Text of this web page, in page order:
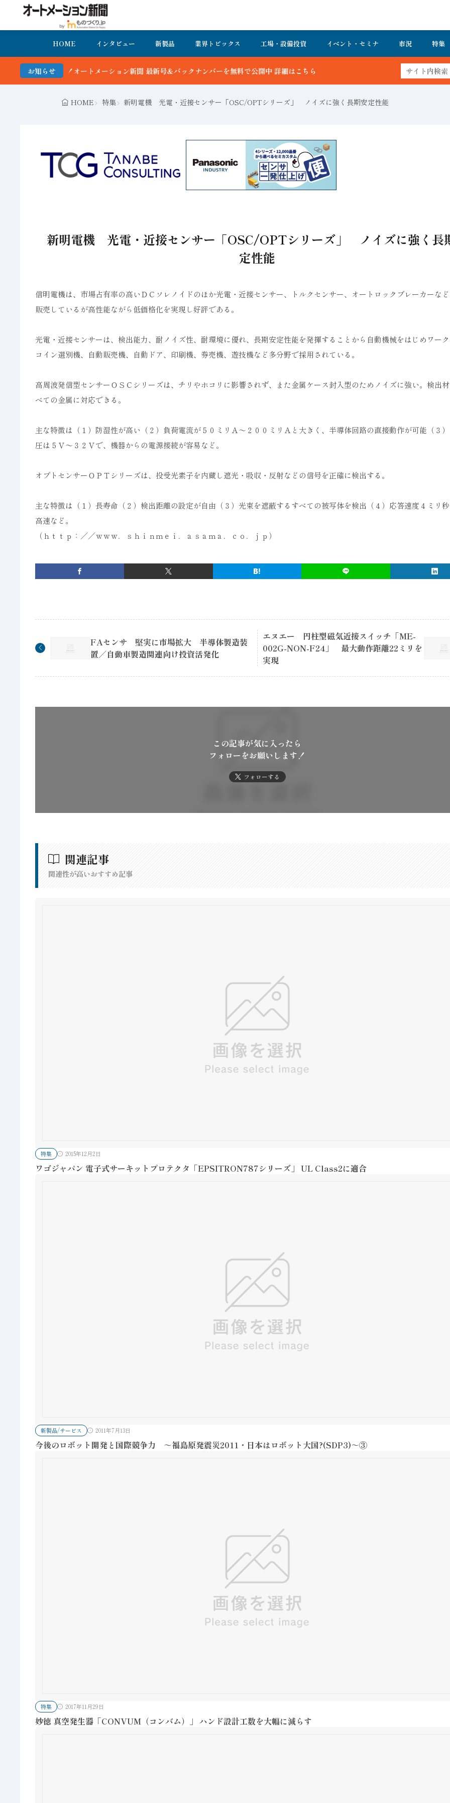
HOME インタビュー 新製品 業界トピックス 工場・設備投資 イベント・セミナ 市況 特集
お知らせ
トメーション新聞 最新号＆バックナンバーを無料で公開中 詳細はこちら
HOME 特集 新明電機 光電・近接センサー「OSC/OPTシリーズ」 ノイズに強く長期安定性能
新明電機 光電・近接センサー「OSC/OPTシリーズ」 ノイズに強く長
定性能
信明電機は、市場占有率の高いＤＣソレノイドのほか光電・近接センサー、トルクセンサー、オートロックブレーカーな
販売しているが高性能ながら低価格化を実現し好評である。
光電・近接センサーは、検出能力、耐ノイズ性、耐環境に優れ、長期安定性能を発揮することから自動機械をはじめワー
コイン選別機、自動販売機、自動ドア、印刷機、券売機、遊技機など多分野で採用されている。
高周波発信型センサーＯＳＣシリーズは、チリやホコリに影響されず、また金属ケース封入型のためノイズに強い。検出
べての金属に対応できる。
主な特徴は（１）防湿性が高い（２）負荷電流が５０ミリＡ～２００ミリＡと大きく、半導体回路の直接動作が可能（３
圧は５Ｖ～３２Ｖで、機器からの電源接続が容易など。
オプトセンサーＯＰＴシリーズは、投受光素子を内蔵し遮光・吸収・反射などの信号を正確に検出する。
主な特徴は（１）長寿命（２）検出距離の設定が自由（３）光束を遮蔽するすべての被写体を検出（４）応答速度４ミリ
高速など。
（ｈｔｔｐ：／／ｗｗｗ．ｓｈｉｎｍｅｉ．ａｓａｍａ．ｃｏ．ｊｐ）
FAセンサ 堅実に市場拡大 半導体製造装
置／自動車製造関連向け投資活発化
エヌエー 円柱型磁気近接スイッチ「ME-
002G-NON-F24」 最大動作距離22ミリを
実現
この記事が気に入ったら
フォローをお願いします！
フォローする
関連記事
関連性が高いおすすめ記事
特集 2015年12月2日
ワゴジャパン 電子式サーキットプロテクタ「EPSITRON787シリーズ」 UL Class2に適合
新製品/サービス 2011年7月13日
今後のロボット開発と国際競争力 ～福島原発震災2011・日本はロボット大国?(SDP3)～③
特集 2017年11月29日
妙徳 真空発生器「CONVUM（コンバム）」 ハンド設計工数を大幅に減らす